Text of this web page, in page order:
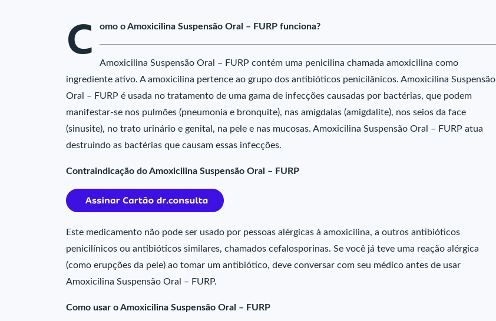
C omo o Amoxicilina Suspensão Oral – FURP funciona?
Amoxicilina Suspensão Oral – FURP contém uma penicilina chamada amoxicilina como
ingrediente ativo. A amoxicilina pertence ao grupo dos antibióticos penicilânicos. Amoxicilina Suspensão
Oral – FURP é usada no tratamento de uma gama de infecções causadas por bactérias, que podem
manifestar-se nos pulmões (pneumonia e bronquite), nas amígdalas (amigdalite), nos seios da face
(sinusite), no trato urinário e genital, na pele e nas mucosas. Amoxicilina Suspensão Oral – FURP atua
destruindo as bactérias que causam essas infecções.
Contraindicação do Amoxicilina Suspensão Oral – FURP
Este medicamento não pode ser usado por pessoas alérgicas à amoxicilina, a outros antibióticos
penicilínicos ou antibióticos similares, chamados cefalosporinas. Se você já teve uma reação alérgica
(como erupções da pele) ao tomar um antibiótico, deve conversar com seu médico antes de usar
Amoxicilina Suspensão Oral – FURP.
Como usar o Amoxicilina Suspensão Oral – FURP